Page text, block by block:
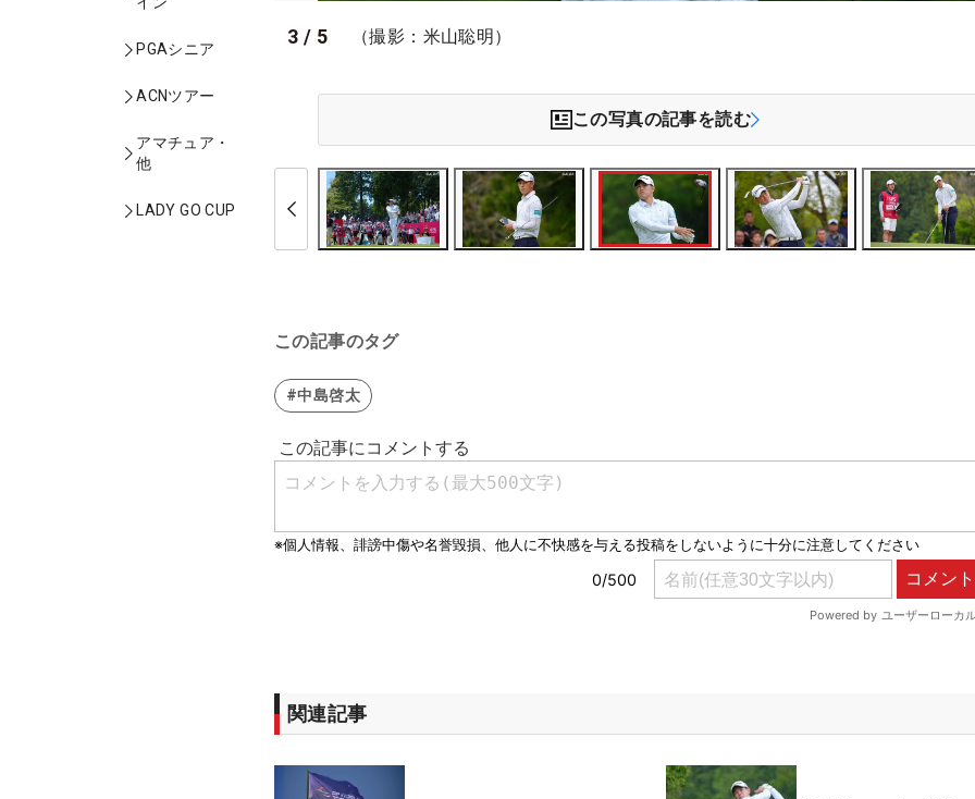
PGAシニア
ACNツアー
アマチュア・
他
LADY GO CUP
3 / 5 （撮影：米山聡明）
この写真の記事を読む
この記事のタグ
#中島啓太
関連記事